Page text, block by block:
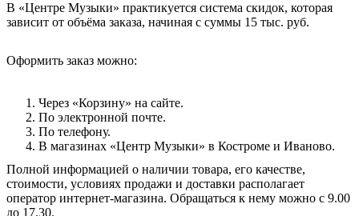
В «Центре Музыки» практикуется система скидок, которая
зависит от объёма заказа, начиная с суммы 15 тыс. руб.
Оформить заказ можно:
Через «Корзину» на сайте.
По электронной почте.
По телефону.
В магазинах «Центр Музыки» в Костроме и Иваново.
Полной информацией о наличии товара, его качестве,
стоимости, условиях продажи и доставки располагает
оператор интернет-магазина. Обращаться к нему можно с 9.00
до 17.30.